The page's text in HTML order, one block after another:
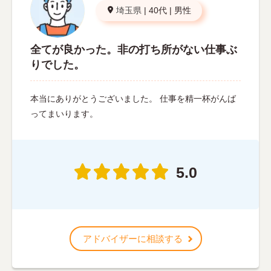
埼玉県 | 40代 | 男性
全てが良かった。非の打ち所がない仕事ぶ
りでした。
本当にありがとうございました。 仕事を精一杯がんば
ってまいります。
5.0
アドバイザーに相談する